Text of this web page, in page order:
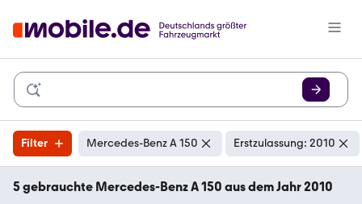
Filter Mercedes-Benz A 150 Erstzulassung: 2010
5 gebrauchte Mercedes-Benz A 150 aus dem Jahr 2010